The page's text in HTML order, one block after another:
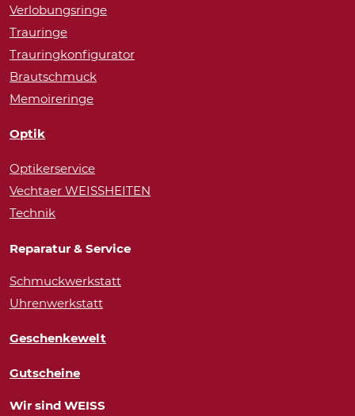
Verlobungsringe
Trauringe
Trauringkonfigurator
Brautschmuck
Memoireringe
Optik
Optikerservice
Vechtaer WEISSHEITEN
Technik
Reparatur & Service
Schmuckwerkstatt
Uhrenwerkstatt
Geschenkewelt
Gutscheine
Wir sind WEISS